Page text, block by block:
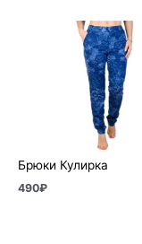
Брюки Кулирка
490₽